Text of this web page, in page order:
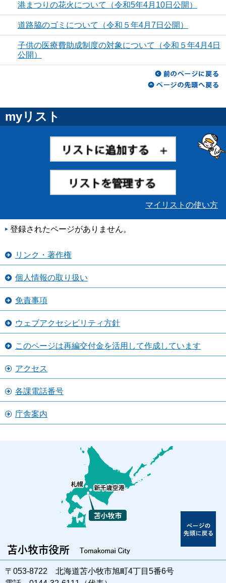
港まつりの花火について（令和5年4月10日公開）
道路脇のゴミについて（令和５年4月7日公開）
子供の医療費助成制度の対象について（令和５年4月4日
公開）
myリスト
マイリストの使い方
登録されたページがありません。
リンク・著作権
個人情報の取り扱い
免責事項
ウェブアクセシビリティ方針
このページは再編交付金を活用して作成しています
アクセス
各課電話番号
庁舎案内
〒053-8722 北海道苫小牧市旭町4丁目5番6号